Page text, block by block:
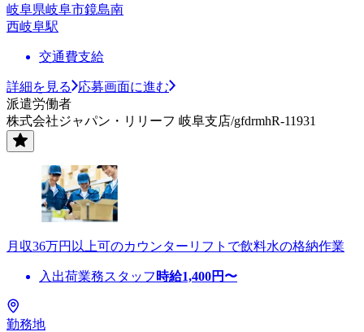
岐阜県岐阜市鏡島南
西岐阜駅
交通費支給
詳細を見る
応募画面に進む
派遣労働者
株式会社ジャパン・リリーフ 岐阜支店/gfdrmhR-11931
月収36万円以上可のカウンターリフトで飲料水の格納作業
入出荷業務スタッフ 時給1,400円〜
勤務地